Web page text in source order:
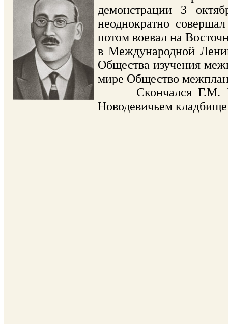
демонстрации 3
неоднократно
потом воевал на
в Международной
Общества изучения
мире Общество
Скончался Г.М.
Новодевичьем